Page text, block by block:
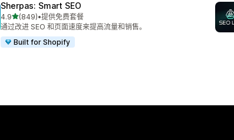
Sherpas: Smart SEO
4.9星（满分 5 星）
(849)
总共 849 条评论
•提供免费套餐
通过改进 SEO 和页面速度来提高流量和销售。
Built for Shopify